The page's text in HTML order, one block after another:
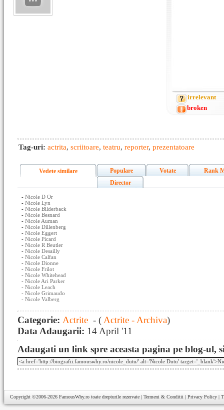
irrelevant
broken
Tag-uri: actrita, scriitoare, teatru, reporter, prezentatoare
Vedete similare Populare Votate
Rank
Director
- Nicole D Or
- Nicole Lyn
- Nicole Bilderback
- Nicole Besnard
- Nicole Auman
- Nicole Dillenberg
- Nicole Eggert
- Nicole Picard
- Nicole R Beutler
- Nicole Desailly
- Nicole Calfan
- Nicole Dionne
- Nicole Frilot
- Nicole Whitehead
- Nicole Ari Parker
- Nicole Leach
- Nicole Grimaudo
- Nicole Valberg
Categorie: Actrite - ( Actrite - Archiva)
Data Adaugarii: 14 April '11
Adaugati un link spre aceasta pagina pe blog-ul,
Copyright ©2006-2026 FamousWhy.ro toate drepturile rezervate | Termeni & Conditii | Privacy Policy |